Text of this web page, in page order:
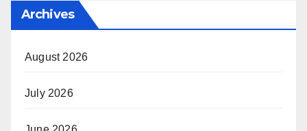
Archives
August 2026
July 2026